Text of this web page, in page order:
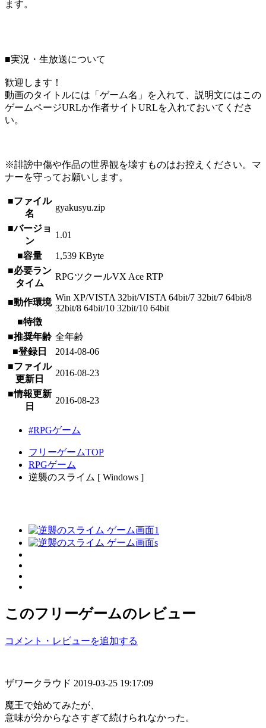
ます。
■実況・生放送について
歓迎します！
動画のタイトルには「ゲーム名」を入れて、説明文にはこの
ゲームページURLか作者サイトURLを入れておいてくださ
い。
※誹謗中傷や作品の世界観を壊すものはお控えください。マ
ナーを守ってお願いします。
■ファイル
名
gyakusyu.zip
■バージョ
ン
1.01
■容量
1,539 KByte
■必要ラン
タイム
RPGツクールVX Ace RTP
■動作環境 Win XP/VISTA 32bit/VISTA 64bit/7 32bit/7 64bit/8
32bit/8 64bit/10 32bit/10 64bit
■特徴
■推奨年齢 全年齢
■登録日
2014-08-06
■ファイル
更新日
2016-08-23
■情報更新
日
2016-08-23
#RPGゲーム
フリーゲームTOP
RPGゲーム
逆襲のスライム [ Windows ]
このフリーゲームのレビュー
コメント・レビューを追加する
ザワークラウド 2019-03-25 19:17:09
魔王で始めてみたが、
意味が分からなさすぎて続けられなかった。